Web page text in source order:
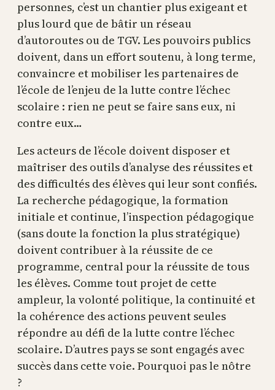
personnes, c’est un chantier plus exigeant et
plus lourd que de bâtir un réseau
d’autoroutes ou de TGV. Les pouvoirs publics
doivent, dans un effort soutenu, à long terme,
convaincre et mobiliser les partenaires de
l’école de l’enjeu de la lutte contre l’échec
scolaire : rien ne peut se faire sans eux, ni
contre eux…
Les acteurs de l’école doivent disposer et
maîtriser des outils d’analyse des réussites et
des difficultés des élèves qui leur sont confiés.
La recherche pédagogique, la formation
initiale et continue, l’inspection pédagogique
(sans doute la fonction la plus stratégique)
doivent contribuer à la réussite de ce
programme, central pour la réussite de tous
les élèves. Comme tout projet de cette
ampleur, la volonté politique, la continuité et
la cohérence des actions peuvent seules
répondre au défi de la lutte contre l’échec
scolaire. D’autres pays se sont engagés avec
succès dans cette voie. Pourquoi pas le nôtre
?